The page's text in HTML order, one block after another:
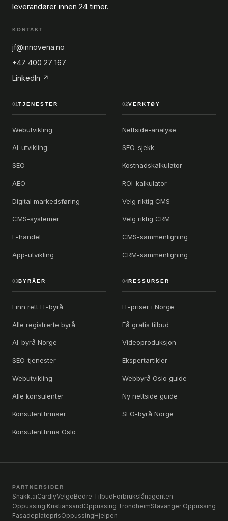
leverandører innen 24 timer.
KONTAKT
jf@innovena.no
+47 400 27 167
LinkedIn ↗
01TJENESTER
Webutvikling
AI-utvikling
SEO
AEO
Digital markedsføring
CMS-systemer
E-handel
App-utvikling
02VERKTØY
Nettside-analyse
SEO-sjekk
Kostnadskalkulator
ROI-kalkulator
Velg riktig CMS
Velg riktig CRM
CMS-sammenligning
CRM-sammenligning
03 BYRÅER
Finn rett IT-byrå
Alle registrerte byrå
AI-byrå Norge
SEO-tjenester
Webutvikling
Alle konsulenter
Konsulentfirmaer
Konsulentfirma Oslo
04RESSURSER
IT-priser i Norge
Få gratis tilbud
Videoproduksjon
Ekspertartikler
Webbyrå Oslo guide
Ny nettside guide
SEO-byrå Norge
PARTNERSIDER
Snakk.aiCardlyVelgoBedre TilbudForbrukslånagenten
Oppussing KristiansandOppussing TrondheimStavanger Oppussing
FasadeplateprisOppussingHjelpen